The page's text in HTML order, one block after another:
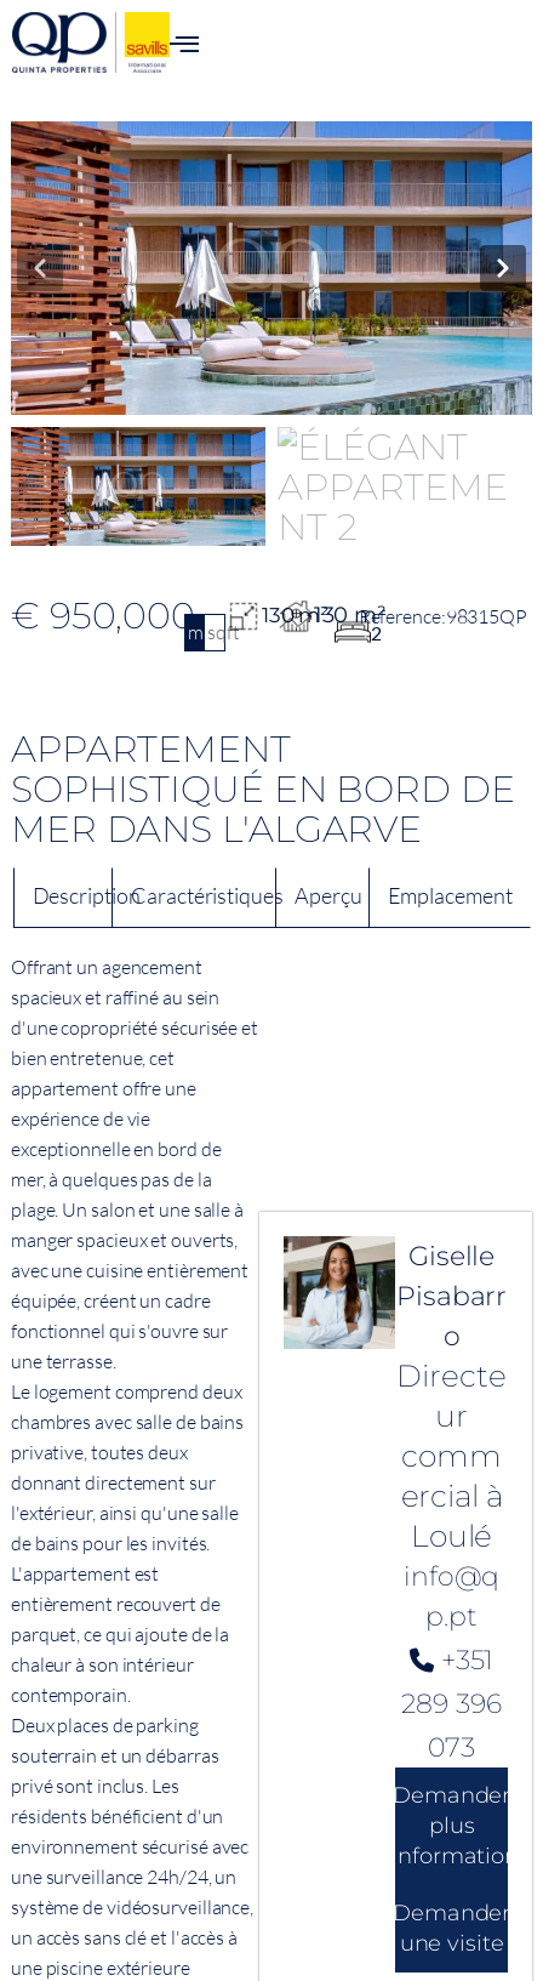
€ 950,000m2sqft
130 m²130 m²
2
98315QP
APPARTEMENT
SOPHISTIQUÉ EN BORD DE
MER DANS L'ALGARVE
DescriptionCaractéristiques Aperçu Emplacement
Offrant un agencement
spacieux et raffiné au sein
d'une copropriété sécurisée et
bien entretenue, cet
appartement offre une
expérience de vie
exceptionnelle en bord de
mer, à quelques pas de la
plage. Un salon et une salle à
manger spacieux et ouverts,
avec une cuisine entièrement
équipée, créent un cadre
fonctionnel qui s'ouvre sur
une terrasse.
Le logement comprend deux
chambres avec salle de bains
privative, toutes deux
donnant directement sur
l'extérieur, ainsi qu'une salle
de bains pour les invités.
L'appartement est
entièrement recouvert de
parquet, ce qui ajoute de la
chaleur à son intérieur
contemporain.
Deux places de parking
souterrain et un débarras
privé sont inclus. Les
résidents bénéficient d'un
environnement sécurisé avec
une surveillance 24h/24, un
système de vidéosurveillance,
un accès sans clé et l'accès à
une piscine extérieure
Giselle
Pisabarr
o
Directe
ur
comm
ercial à
Loulé
info@q
p.pt
+351
289 396
073
Demander
plus
d'informations
Demander
une visite